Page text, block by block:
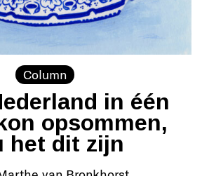
Column
in één
opsommen,
het dit zijn